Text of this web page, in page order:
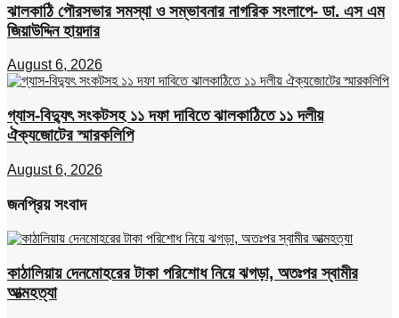
ঝালকাঠি পৌরসভার সমস্যা ও সম্ভাবনার নাগরিক সংলাপে- ডা. এস এম
জিয়াউদ্দিন হায়দার
August 6, 2026
গ্যাস-বিদ্যুৎ সংকটসহ ১১ দফা দাবিতে ঝালকাঠিতে ১১ দলীয়
ঐক্যজোটের স্মারকলিপি
August 6, 2026
জনপ্রিয় সংবাদ
কাঠালিয়ায় দেনমোহরের টাকা পরিশোধ নিয়ে ঝগড়া, অতঃপর স্বামীর
আত্মহত্যা